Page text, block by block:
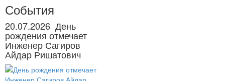
События
20.07.2026 День
рождения отмечает
Инженер Сагиров
Айдар Ришатович